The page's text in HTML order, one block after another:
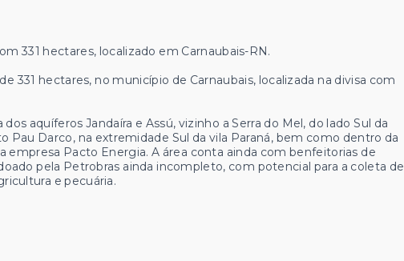
331 hectares, localizado em Carnaubais-RN.
331 hectares, no município de Carnaubais, localizada na divisa com
aquíferos Jandaíra e Assú, vizinho a Serra do Mel, do lado Sul da
Pau Darco, na extremidade Sul da vila Paraná, bem como dentro da
empresa Pacto Energia. A área conta ainda com benfeitorias de
pela Petrobras ainda incompleto, com potencial para a coleta de
e pecuária.